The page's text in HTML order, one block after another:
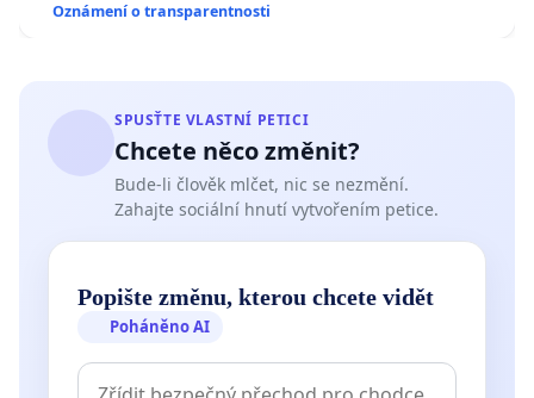
Oznámení o transparentnosti
SPUSŤTE VLASTNÍ PETICI
Chcete něco změnit?
Bude-li člověk mlčet, nic se nezmění.
Zahajte sociální hnutí vytvořením petice.
Popište změnu, kterou chcete vidět
Poháněno AI